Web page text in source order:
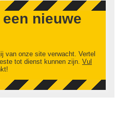
nieuwe
van onze site verwacht. Vertel
tot dienst kunnen zijn. Vul